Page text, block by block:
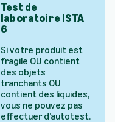
Test de
laboratoire ISTA
6
Si votre produit est
fragile OU contient
des objets
tranchants OU
contient des liquides,
vous ne pouvez pas
effectuer d’autotest.